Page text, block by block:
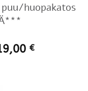
huopakatos
€